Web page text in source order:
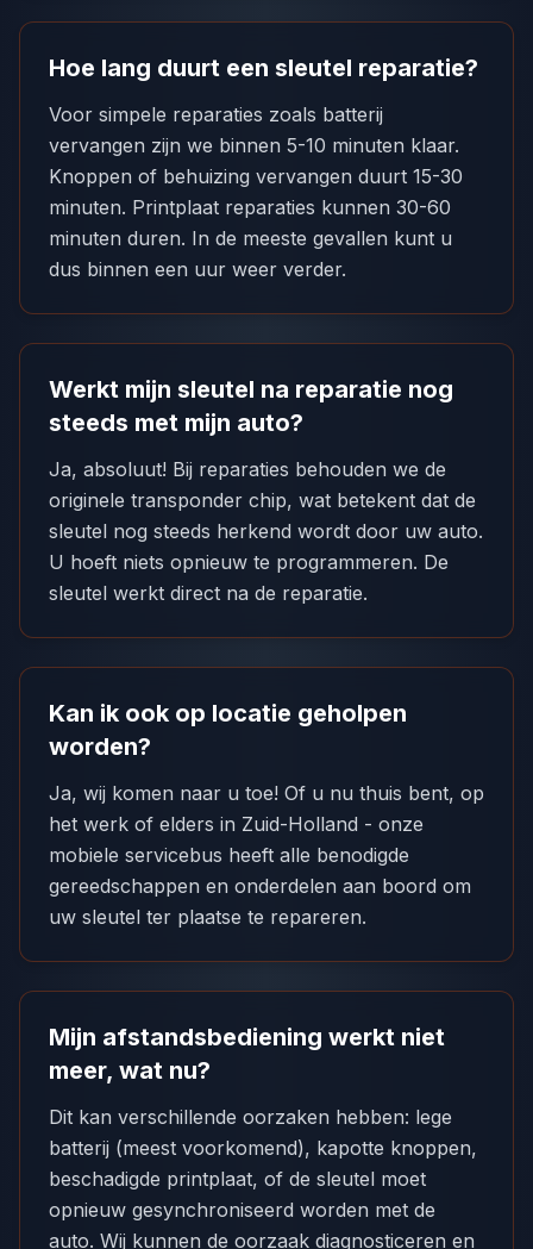
Hoe lang duurt een sleutel reparatie?
Voor simpele reparaties zoals batterij
vervangen zijn we binnen 5-10 minuten klaar.
Knoppen of behuizing vervangen duurt 15-30
minuten. Printplaat reparaties kunnen 30-60
minuten duren. In de meeste gevallen kunt u
dus binnen een uur weer verder.
Werkt mijn sleutel na reparatie nog
steeds met mijn auto?
Ja, absoluut! Bij reparaties behouden we de
originele transponder chip, wat betekent dat de
sleutel nog steeds herkend wordt door uw auto.
U hoeft niets opnieuw te programmeren. De
sleutel werkt direct na de reparatie.
Kan ik ook op locatie geholpen
worden?
Ja, wij komen naar u toe! Of u nu thuis bent, op
het werk of elders in Zuid-Holland - onze
mobiele servicebus heeft alle benodigde
gereedschappen en onderdelen aan boord om
uw sleutel ter plaatse te repareren.
Mijn afstandsbediening werkt niet
meer, wat nu?
Dit kan verschillende oorzaken hebben: lege
batterij (meest voorkomend), kapotte knoppen,
beschadigde printplaat, of de sleutel moet
opnieuw gesynchroniseerd worden met de
auto. Wij kunnen de oorzaak diagnosticeren en